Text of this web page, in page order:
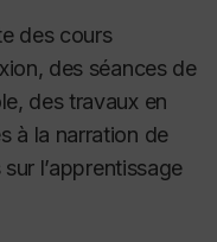
des cours
des séances de
des travaux en
à la narration de
l’apprentissage